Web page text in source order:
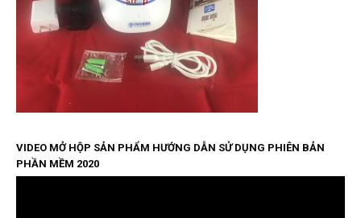
VIDEO MỞ HỘP SẢN PHẨM HƯỚNG DẪN SỬ DỤNG PHIÊN BẢN
PHẦN MỀM 2020